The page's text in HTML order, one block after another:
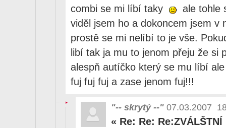
combi se mi líbí taky
ale tohle
viděl jsem ho a dokoncem jsem v
prostě se mi nelíbí to je vše.
libí tak ja mu to jenom přeju že si
alespň autíčko který se mu líbí
fuj fuj fuj a zase jenom fuj!!!
"-- skrytý --" 07.03.2007
« Re: Re: Re:ZVÁLŠTNÍ